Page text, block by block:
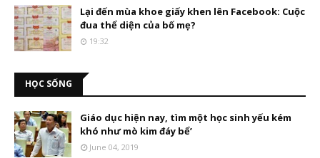
Lại đến mùa khoe giấy khen lên Facebook: Cuộc
đua thể diện của bố mẹ?
19:32
HỌC SỐNG
Giáo dục hiện nay, tìm một học sinh yếu kém
khó như mò kim đáy bể’
June 04, 2019